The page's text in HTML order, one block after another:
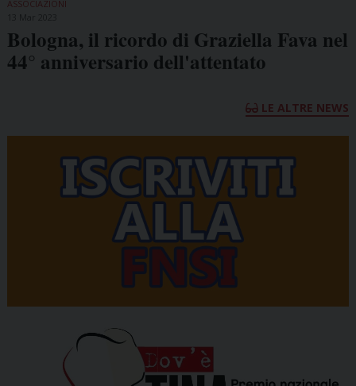
ASSOCIAZIONI
Bologna, il ricordo di Graziella Fava nel
44° anniversario dell'attentato
LE ALTRE NEWS